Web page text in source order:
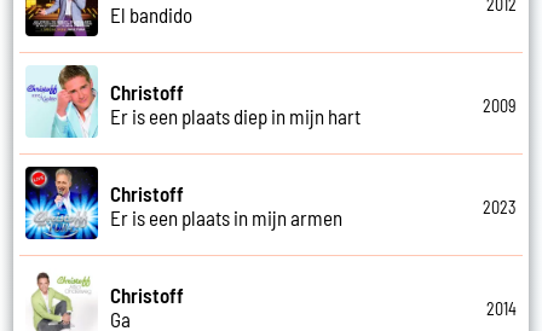
El bandido
Christoff
Er is een plaats diep in mijn hart
2009
Christoff
Er is een plaats in mijn armen
2023
Christoff
Ga
2014